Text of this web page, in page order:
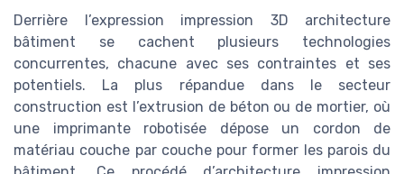
Derrière l’expression impression 3D architecture
bâtiment se cachent plusieurs technologies
concurrentes, chacune avec ses contraintes et ses
potentiels. La plus répandue dans le secteur
construction est l’extrusion de béton ou de mortier, où
une imprimante robotisée dépose un cordon de
matériau couche par couche pour former les parois du